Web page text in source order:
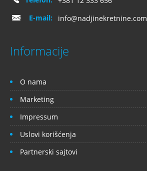
E-mail:
info@nadjinekretnine.com
Informacije
O nama
Marketing
Impressum
Uslovi korišćenja
Partnerski sajtovi